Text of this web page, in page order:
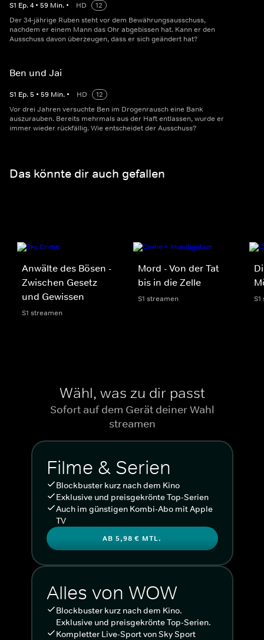
S1 Ep.4 • 59 Min. • HD
12
Der 34-jährige Ruben steht vor dem Bewährungsausschuss,
nachdem er einem Mann das Ohr abgebissen hat. Kann er den
Ausschuss davon überzeugen, dass er sich geändert hat?
Ben und Jai
S1 Ep.5 • 59 Min. • HD
12
Vor drei Jahren versuchte Ben im Drogenrausch eine Bank
auszurauben. Bereits mehrmals aus der Haft entlassen, wurde er
immer wieder rückfällig. Wie entscheidet der Ausschuss?
Das könnte dir auch gefallen
Anwälte des Bösen -
Zwischen Gesetz
und Gewissen
S1 streamen
Mord - Von der Tat
bis in die Zelle
S1 streamen
Wähl, was zu dir passt
Sofort auf dem Gerät deiner Wahl
streamen
Filme & Serien
Blockbuster kurz nach dem Kino
Exklusive und preisgekrönte Top-Serien
Auch im günstigen Kombi-Abo mit Apple
TV
AB 5,98 € MTL.
Alles von WOW
Blockbuster kurz nach dem Kino.
Exklusive und preisgekrönte Top-Serien.
Kompletter Live-Sport von Sky Sport